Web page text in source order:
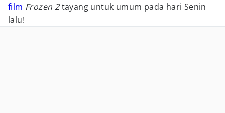
film Frozen 2tayang untuk umum pada hari Senin
lalu!